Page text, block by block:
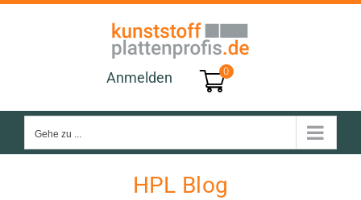
Anmelden
0
Gehe zu ...
HPL Blog